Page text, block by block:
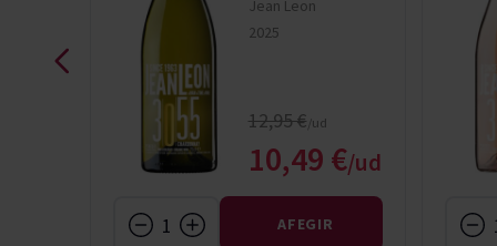
Jean Leon
2025
Special Price
10,49 €
Regular Price
12,95 €
AFEGIR